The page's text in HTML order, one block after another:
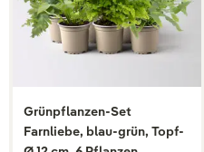
Grünpflanzen-Set
Farnliebe, blau-grün, Topf-